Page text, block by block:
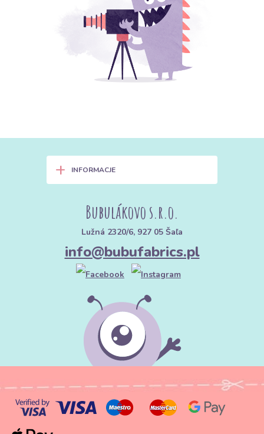
+ INFORMACJE
Bubulákovo s.r.o.
Lužná 2320/6, 927 05 Šaľa
info@bubufabrics.pl